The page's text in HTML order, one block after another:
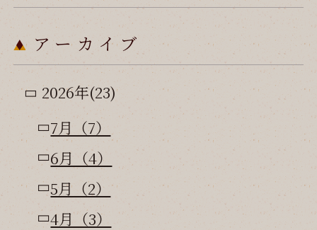
アーカイブ
2026年(23)
7月（7）
6月（4）
5月（2）
4月（3）